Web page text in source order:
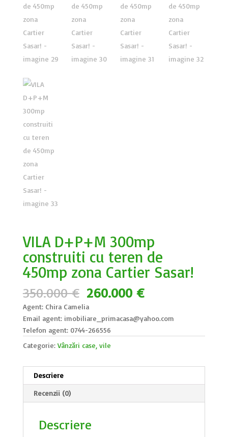
VILA D+P+M 300mp
construiti cu teren de
450mp zona Cartier Sasar!
350.000€ Prețul
inițial
a
fost:
350.000 €.
260.000€Prețul
este:
Agent: Chira Camelia
Email agent: imobiliare_primacasa@yahoo.com
Telefon agent: 0744-266556
Categorie: Vânzări case, vile
Descriere
Recenzii (0)
Descriere